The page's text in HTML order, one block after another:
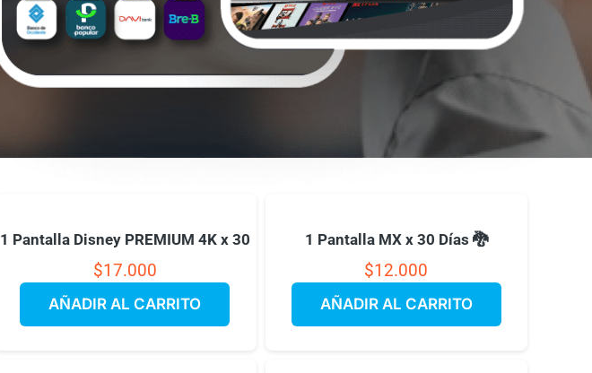
1 Pantalla Disney PREMIUM 4K x 30
$17.000
AÑADIR AL CARRITO
1 Pantalla MX x 30 Días 🐉
$12.000
AÑADIR AL CARRITO